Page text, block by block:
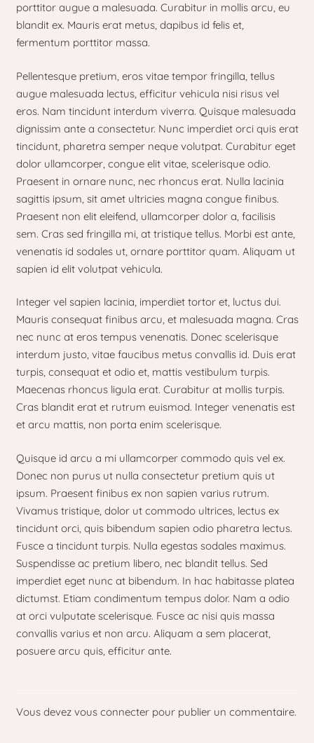
porttitor augue a malesuada. Curabitur in mollis arcu, eu
blandit ex. Mauris erat metus, dapibus id felis et,
fermentum porttitor massa.
Pellentesque pretium, eros vitae tempor fringilla, tellus
augue malesuada lectus, efficitur vehicula nisi risus vel
eros. Nam tincidunt interdum viverra. Quisque malesuada
dignissim ante a consectetur. Nunc imperdiet orci quis erat
tincidunt, pharetra semper neque volutpat. Curabitur eget
dolor ullamcorper, congue elit vitae, scelerisque odio.
Praesent in ornare nunc, nec rhoncus erat. Nulla lacinia
sagittis ipsum, sit amet ultricies magna congue finibus.
Praesent non elit eleifend, ullamcorper dolor a, facilisis
sem. Cras sed fringilla mi, at tristique tellus. Morbi est ante,
venenatis id sodales ut, ornare porttitor quam. Aliquam ut
sapien id elit volutpat vehicula.
Integer vel sapien lacinia, imperdiet tortor et, luctus dui.
Mauris consequat finibus arcu, et malesuada magna. Cras
nec nunc at eros tempus venenatis. Donec scelerisque
interdum justo, vitae faucibus metus convallis id. Duis erat
turpis, consequat et odio et, mattis vestibulum turpis.
Maecenas rhoncus ligula erat. Curabitur at mollis turpis.
Cras blandit erat et rutrum euismod. Integer venenatis est
et arcu mattis, non porta enim scelerisque.
Quisque id arcu a mi ullamcorper commodo quis vel ex.
Donec non purus ut nulla consectetur pretium quis ut
ipsum. Praesent finibus ex non sapien varius rutrum.
Vivamus tristique, dolor ut commodo ultrices, lectus ex
tincidunt orci, quis bibendum sapien odio pharetra lectus.
Fusce a tincidunt turpis. Nulla egestas sodales maximus.
Suspendisse ac pretium libero, nec blandit tellus. Sed
imperdiet eget nunc at bibendum. In hac habitasse platea
dictumst. Etiam condimentum tempus dolor. Nam a odio
at orci vulputate scelerisque. Fusce ac nisi quis massa
convallis varius et non arcu. Aliquam a sem placerat,
posuere arcu quis, efficitur ante.
Vous devez vous connecterpour publier un commentaire.